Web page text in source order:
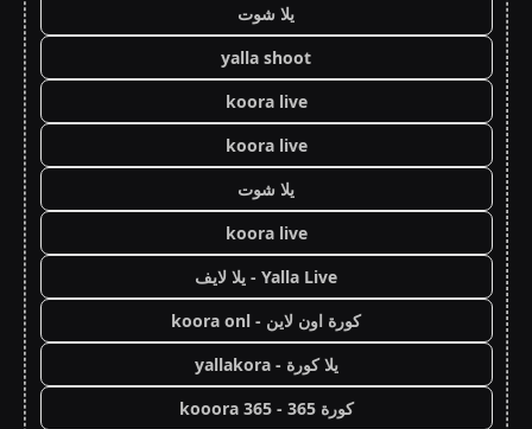
يلا شوت
yalla shoot
koora live
koora live
يلا شوت
koora live
Yalla Live - يلا لايف
كورة اون لاين - koora onl
يلا كورة - yallakora
كورة 365 - kooora 365